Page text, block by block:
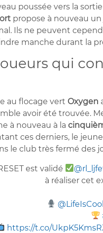
poussée vers la
propose à nouveau
Ils ne peuvent
manche durant la
qui
au flocage vertOxygen
avoir été trouvée.
à nouveau à la
ces derniers, le
le club très fermé des
est validé
à réaliser cet
https://t.co/